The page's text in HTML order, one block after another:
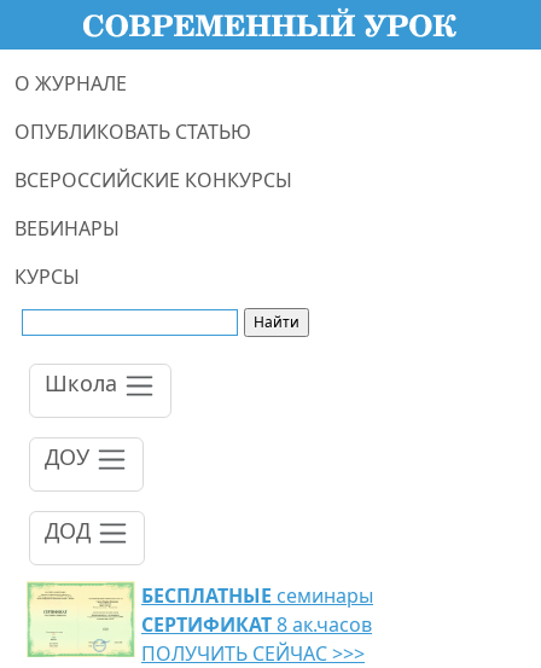
О ЖУРНАЛЕ
ОПУБЛИКОВАТЬ СТАТЬЮ
ВСЕРОССИЙСКИЕ КОНКУРСЫ
ВЕБИНАРЫ
КУРСЫ
Школа
ДОУ
ДОД
БЕСПЛАТНЫЕ семинары
СЕРТИФИКАТ8 ак.часов
ПОЛУЧИТЬ СЕЙЧАС >>>